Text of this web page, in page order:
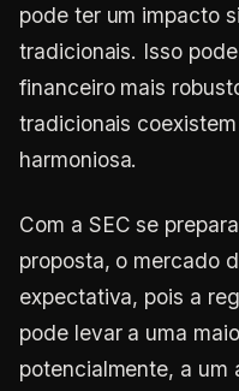
pode ter um impacto
tradicionais. Isso
financeiro mais
tradicionais
harmoniosa.
Com a SEC se
proposta, o mercado
expectativa, pois a
pode levar a uma
potencialmente, a um